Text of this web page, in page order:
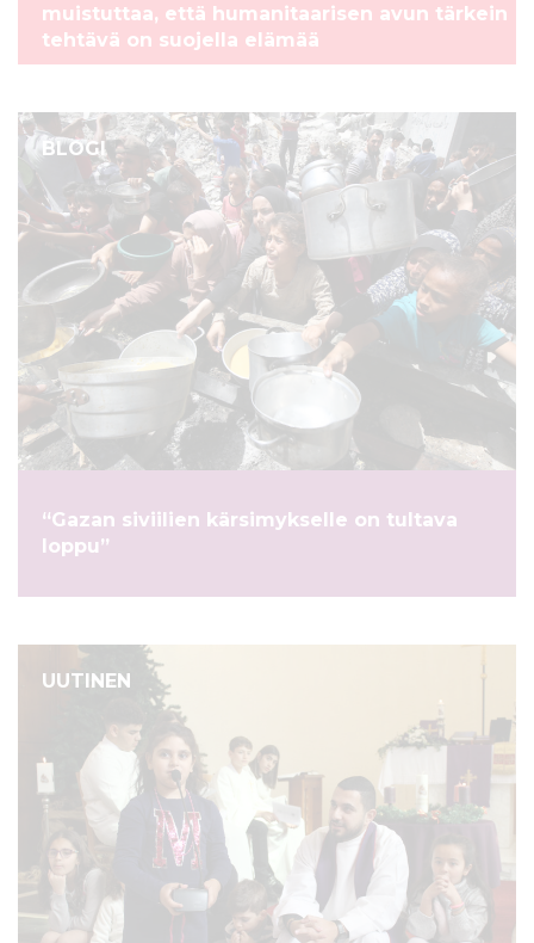
muistuttaa, että humanitaarisen avun tärkein
tehtävä on suojella elämää
BLOGI
“Gazan siviilien kärsimykselle on tultava
loppu”
UUTINEN